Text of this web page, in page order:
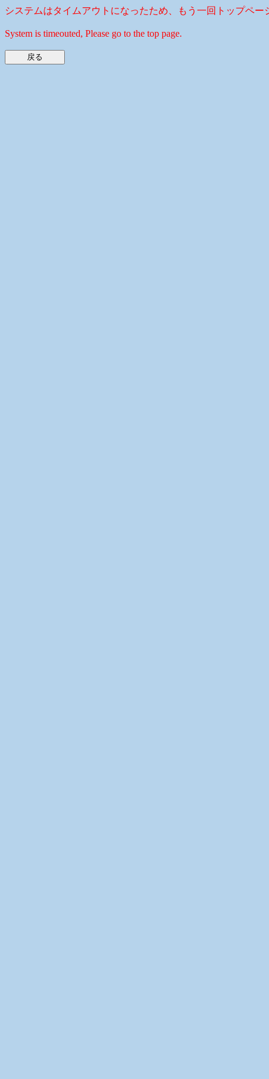
システムはタイムアウトになったため、もう一回トップペー
System is timeouted, Please go to the top page.